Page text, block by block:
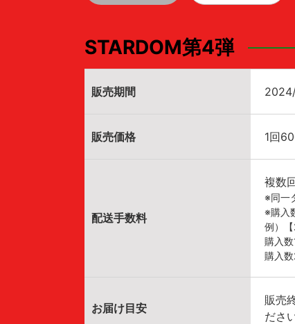
STARDOM第4弾
販売期間
販売価格 1回
配送手数料
複数
※同一
※購入
例）
購入
購入
お届け目安
販売
ださ